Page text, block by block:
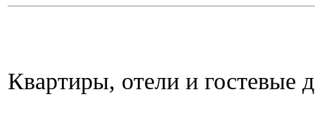
Квартиры, отели и гостевые